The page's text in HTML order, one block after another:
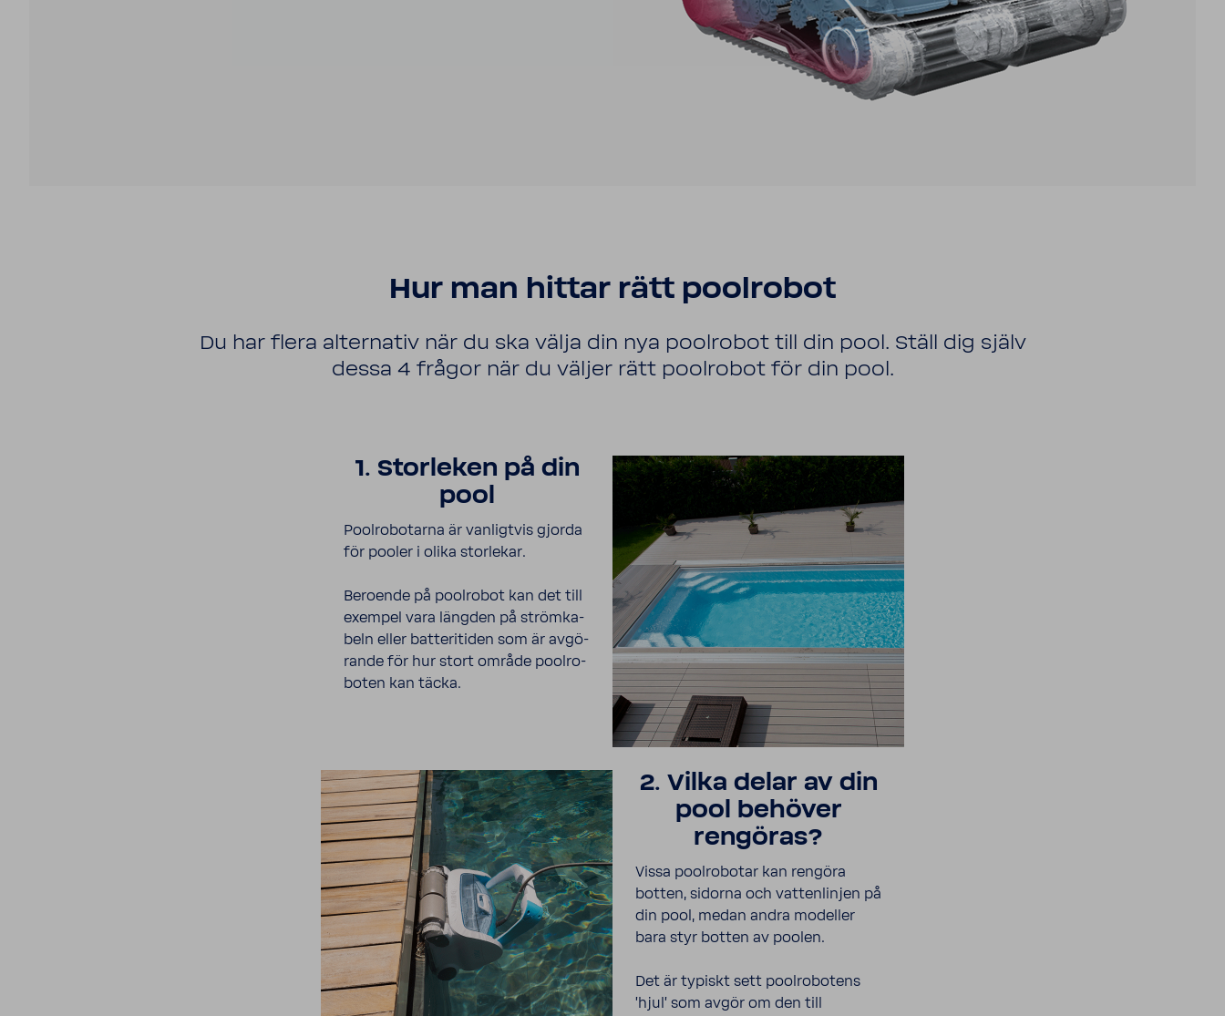
Hur man hittar rätt pool­robot
Du har flera alter­nativ när du ska välja din nya pool­robot till din pool. Ställ dig själv
dessa 4 frågor när du väljer rätt pool­robot för din pool.
1. Stor­leken på din
pool
Pool­ro­bo­tarna är vanligtvis gjorda
för pooler i olika stor­lekar.
Bero­ende på pool­robot kan det till
exempel vara längden på ström­ka­
beln eller batte­ri­tiden som är avgö­
rande för hur stort område pool­ro­
boten kan täcka.
2. Vilka delar av din
pool behöver
rengöras?
Vissa pool­ro­botar kan rengöra
botten, sidorna och vatten­linjen på
din pool, medan andra modeller
bara styr botten av poolen.
Det är typiskt sett pool­ro­bo­tens
'hjul' som avgör om den till